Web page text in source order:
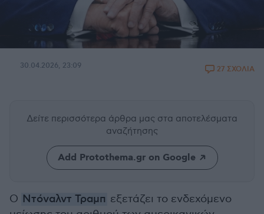
30.04.2026, 23:09 27 ΣΧΟΛΙΑ
Δείτε περισσότερα άρθρα μας στα αποτελέσματα
αναζήτησης
Add Protothema.gr on Google
Ο Ντόναλντ Τραμπ εξετάζει το ενδεχόμενο